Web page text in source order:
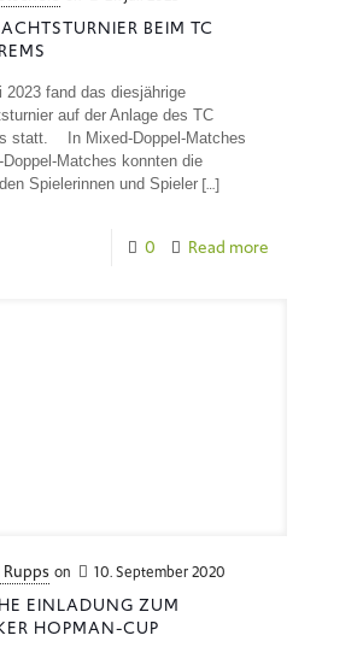
BEIM TC
2023 fand das diesjährige
auf der Anlage des TC
statt. In Mixed-Doppel-Matches
Doppel-Matches konnten die
Spielerinnen und Spieler […]
0 Read more
on 10. September 2020
EINLADUNG ZUM
HOPMAN-CUP